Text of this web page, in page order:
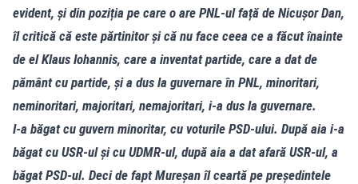
evident, și din poziția pe care o are PNL-ul față de Nicușor Dan,
îl critică că este părtinitor și că nu face ceea ce a făcut înainte
de el Klaus Iohannis, care a inventat partide, care a dat de
pământ cu partide, și a dus la guvernare în PNL, minoritari,
neminoritari, majoritari, nemajoritari, i-a dus la guvernare.
I-a băgat cu guvern minoritar, cu voturile PSD-ului. După aia i-a
băgat cu USR-ul și cu UDMR-ul, după aia a dat afară USR-ul, a
băgat PSD-ul. Deci de fapt Mureșan îl ceartă pe președintele